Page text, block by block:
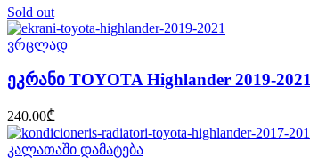
Sold out
ვრცლად
ეკრანი TOYOTA Highlander 2019-2021
240.00₾
კალათაში დამატება